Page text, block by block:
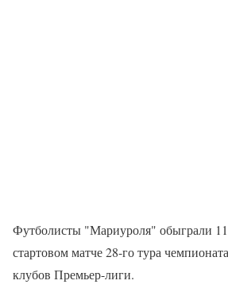
Футболисты "Мариуроля" обыграли
стартовом матче 28-го тура
клубов Премьер-лиги.